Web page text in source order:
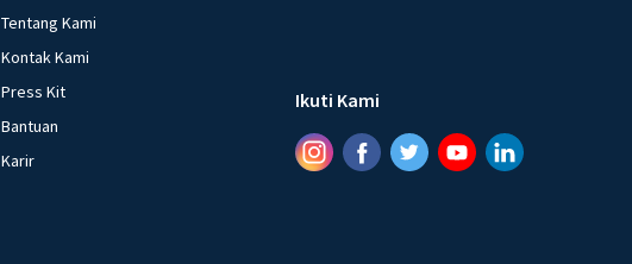
Tentang Kami
Kontak Kami
Press Kit
Bantuan
Karir
Ikuti Kami